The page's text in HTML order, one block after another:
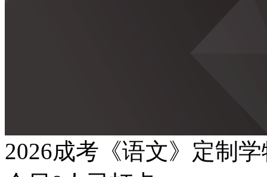
2026成考《语文》定制